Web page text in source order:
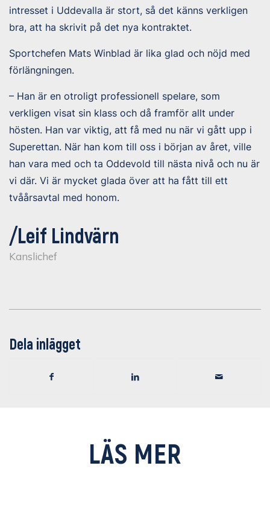
intresset i Uddevalla är stort, så det känns verkligen
bra, att ha skrivit på det nya kontraktet.
Sportchefen Mats Winblad är lika glad och nöjd med
förlängningen.
– Han är en otroligt professionell spelare, som
verkligen visat sin klass och då framför allt under
hösten. Han var viktig, att få med nu när vi gått upp i
Superettan. När han kom till oss i början av året, ville
han vara med och ta Oddevold till nästa nivå och nu är
vi där. Vi är mycket glada över att ha fått till ett
tvåårsavtal med honom.
/Leif Lindvärn
Kanslichef
Dela inlägget
LÄS MER